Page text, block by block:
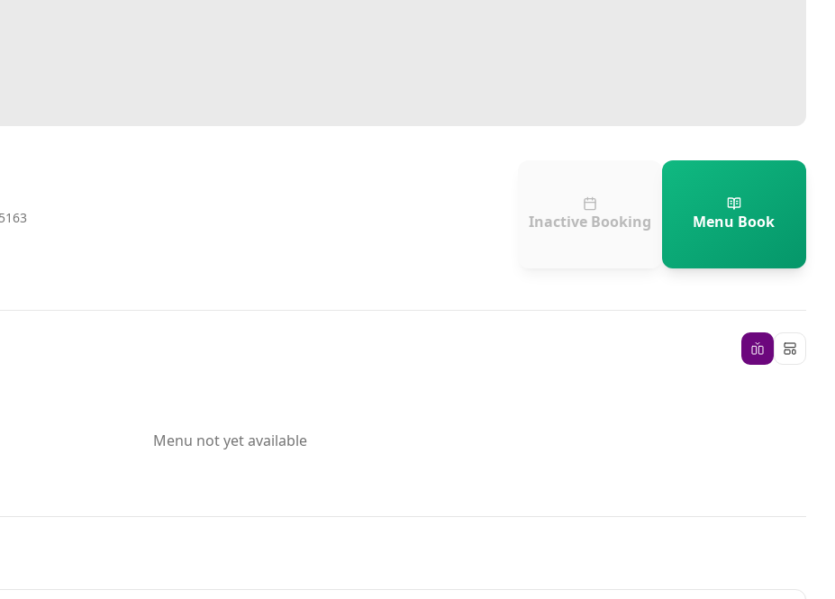
Inactive Booking Menu Book
Menu not yet available